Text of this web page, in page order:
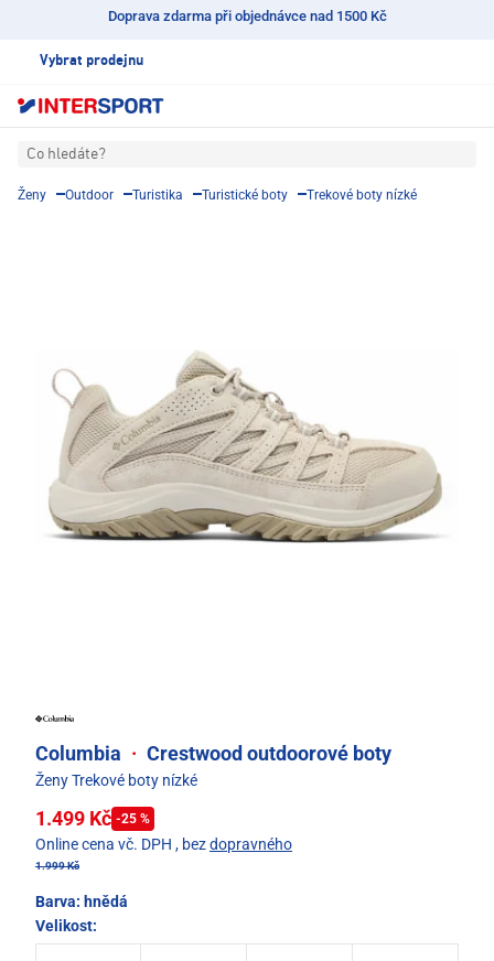
Doprava zdarma při objednávce nad 1500 Kč
Vybrat prodejnu
Co hledáte?
Ženy Outdoor Turistika Turistické boty Trekové boty nízké
Columbia · Crestwood outdoorové boty
Ženy Trekové boty nízké
1.499 Kč -25 %
Online cena vč. DPH , bezdopravného
1.999 Kč
Barva: hnědá
Velikost: